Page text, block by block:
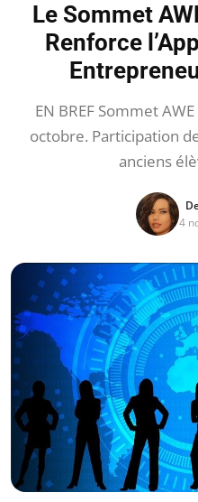
Le Sommet
Renforce
EN BREF Sommet
octobre. Participation
anciens
4